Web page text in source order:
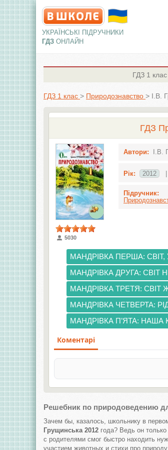
УКРАЇНСЬКІ ПІДРУЧНИКИ
ГДЗ ОНЛАЙН
ГДЗ 1 клас
ГДЗ 1 клас > Природознавство > І.В.
ГДЗ
5030
Автори: І.В.
Рік: 2012
Підручник:
МАНДРІВКА ПЕРША:
МАНДРІВКА ДРУГА: СВІТ
МАНДРІВКА ТРЕТЯ: СВІТ
МАНДРІВКА ЧЕТВЕРТА:
МАНДРІВКА П’ЯТА: НАША
Решебник по природоведению
Зачем бы, казалось, школьнику в
Грущинська 2012 года? Ведь он
с родителями смог быстро находить
участием животных и стихи про природу.